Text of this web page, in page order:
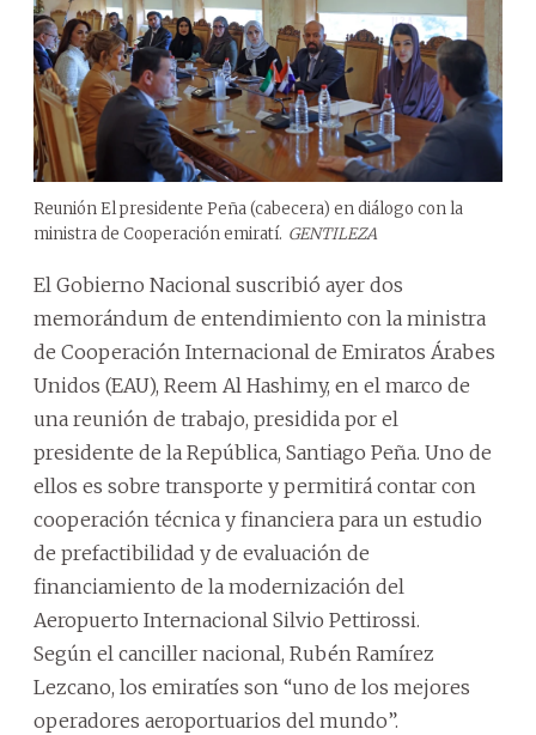
Reunión El presidente Peña (cabecera) en diálogo con la
ministra de Cooperación emiratí. GENTILEZA
El Gobierno Nacional suscribió ayer dos
memorándum de entendimiento con la ministra
de Cooperación Internacional de Emiratos Árabes
Unidos (EAU), Reem Al Hashimy, en el marco de
una reunión de trabajo, presidida por el
presidente de la República, Santiago Peña. Uno de
ellos es sobre transporte y permitirá contar con
cooperación técnica y financiera para un estudio
de prefactibilidad y de evaluación de
financiamiento de la modernización del
Aeropuerto Internacional Silvio Pettirossi.
Según el canciller nacional, Rubén Ramírez
Lezcano, los emiratíes son “uno de los mejores
operadores aeroportuarios del mundo”.